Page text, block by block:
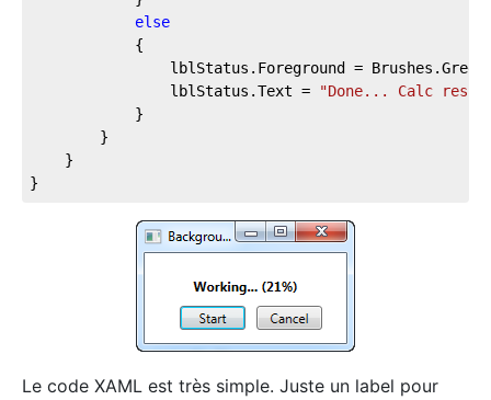
else
				lblStatus.Text =
"Done... Calc
}
Le code XAML est très simple. Juste un label pour